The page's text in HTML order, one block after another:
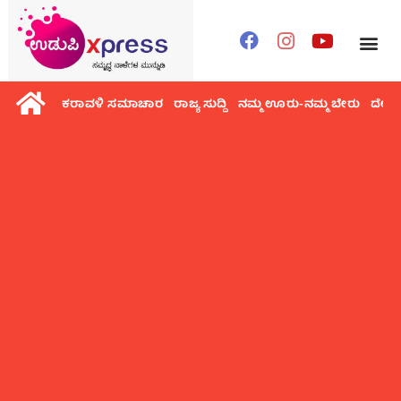
ಕರಾವಳಿ ಸಮಾಚಾರ ರಾಜ್ಯ ಸುದ್ದಿ ನಮ್ಮ ಊರು-ನಮ್ಮ ಬೇರು ದೇಶ